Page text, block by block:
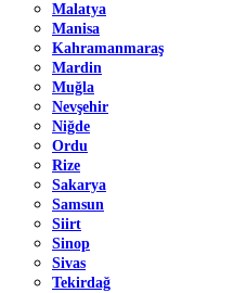
Malatya
Manisa
Kahramanmaraş
Mardin
Muğla
Nevşehir
Niğde
Ordu
Rize
Sakarya
Samsun
Siirt
Sinop
Sivas
Tekirdağ